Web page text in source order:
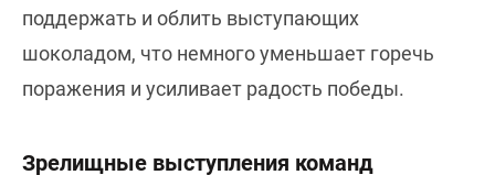
поддержать и облить выступающих
шоколадом, что немного уменьшает горечь
поражения и усиливает радость победы.
Зрелищные выступления команд